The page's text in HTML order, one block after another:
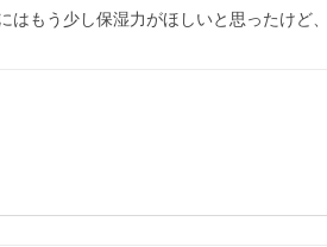
もう少し保湿力がほしいと思ったけど